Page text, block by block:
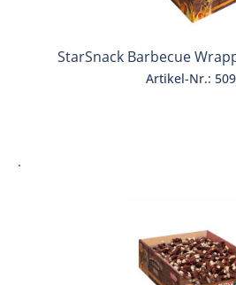
StarSnack Barbecue
Artikel-Nr.:
.